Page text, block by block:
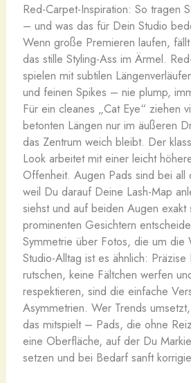
Red-Carpet-Inspiration: So tragen
– und was das für Dein Studio
Wenn große Premieren laufen,
das stille Styling-Ass im Ärmel.
spielen mit subtilen
und feinen Spikes – nie plump,
Für ein cleanes „Cat Eye“ ziehen
betonten Längen nur im äußeren
das Zentrum weich bleibt. Der
Look arbeitet mit einer leicht
Offenheit. Augen Pads sind bei all
weil Du darauf Deine Lash-Map
siehst und auf beiden Augen exakt
prominenten Gesichtern
Symmetrie über Fotos, die um die
Studio-Alltag ist es ähnlich:
rutschen, keine Fältchen werfen
respektieren, sind die einfache
Asymmetrien. Wer Trends
das mitspielt – Pads, die ohne
eine Oberfläche, auf der Du
setzen und bei Bedarf sanft